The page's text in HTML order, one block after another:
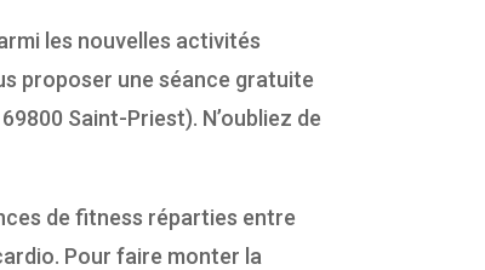
les nouvelles activités
proposer une séance gratuite
Saint-Priest). N’oubliez de
de fitness réparties entre
Pour faire monter la